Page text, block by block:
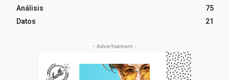
Análisis
75
Datos
21
- Advertisement -